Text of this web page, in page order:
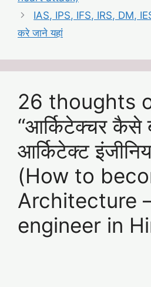
IAS, IPS, IFS, IRS, DM, IES
करे जाने यहां
26 thoughts
“आर्किटेक्चर कैसे
आर्किटेक्ट
(How to
Architecture
engineer in